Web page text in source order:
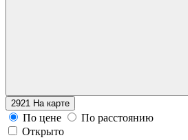
2921 На карте
По цене
По расстоянию
Открыто